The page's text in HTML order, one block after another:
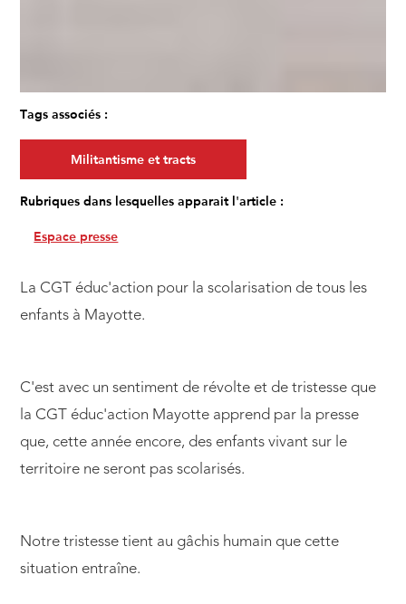
Tags associés :
Militantisme et tracts
Rubriques dans lesquelles apparait l'article :
Espace presse
La CGT éduc'action pour la scolarisation de tous les
enfants à Mayotte.
C'est avec un sentiment de révolte et de tristesse que
la CGT éduc'action Mayotte apprend par la presse
que, cette année encore, des enfants vivant sur le
territoire ne seront pas scolarisés.
Notre tristesse tient au gâchis humain que cette
situation entraîne.